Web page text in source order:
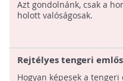
Azt gondolnánk, csak a
holott valóságosak.
Rejtélyes tengeri
Hogyan képesek a